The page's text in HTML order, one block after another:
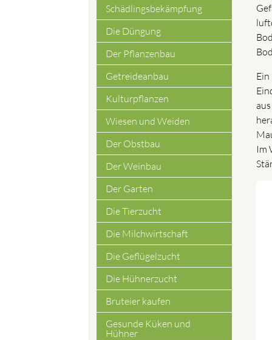
Im
Schädlingsbekämpfung
Die Düngung
Der Pflanzenbau
Getreideanbau
Kulturpflanzen
Wiesen und Weiden
Der Obstbau
Der Weinbau
Der Garten
Die Tierzucht
Die Milchwirtschaft
Die Geflügelzucht
Die Hühnerzucht
Bruteier kaufen
Gesunde Küken und
Hühner